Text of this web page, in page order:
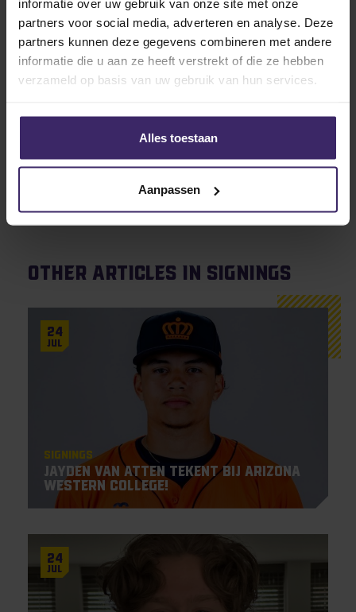
informatie over uw gebruik van onze site met onze
partners voor social media, adverteren en analyse. Deze
partners kunnen deze gegevens combineren met andere
informatie die u aan ze heeft verstrekt of die ze hebben
verzameld op basis van uw gebruik van hun services.
Alles toestaan
Aanpassen
naar een hoger niveau kan tillen.
Wij wensen Kaylyn-Fauve veel plezier en succes bij
Other articles in Signings
24
Jul
Signings
Jayden Van Atten tekent bij Arizona
Western College!
24
Jul